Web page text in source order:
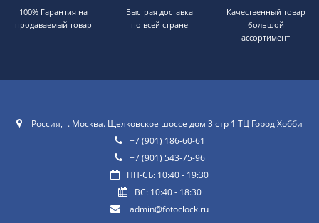
100% Гарантия на
продаваемый товар
Быстрая доставка
по всей стране
Качественный товар
большой
ассортимент
Россия, г. Москва. Щелковское шоссе дом 3 стр 1 ТЦ Город Хобби
+7 (901) 186-60-61
+7 (901) 543-75-96
ПН-СБ: 10:40 - 19:30
ВС: 10:40 - 18:30
admin@fotoclock.ru